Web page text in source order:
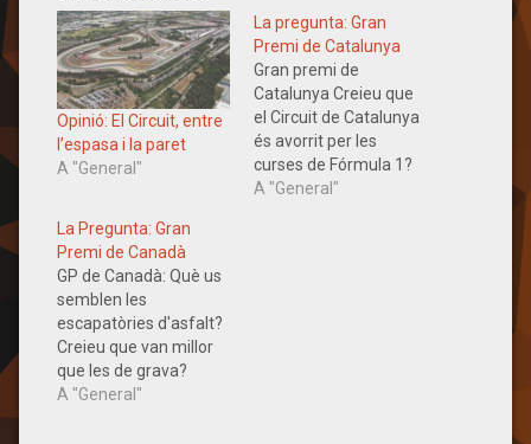
Opinió: El Circuit, entre
l’espasa i la paret
A "General"
La pregunta: Gran
Premi de Catalunya
Gran premi de
Catalunya Creieu que
el Circuit de Catalunya
és avorrit per les
curses de Fórmula 1?
Ivan Monells: He de dir
A "General"
La Pregunta: Gran
Premi de Canadà
GP de Canadà: Què us
semblen les
escapatòries d'asfalt?
Creieu que van millor
que les de grava?
L'accident mortal del
A "General"